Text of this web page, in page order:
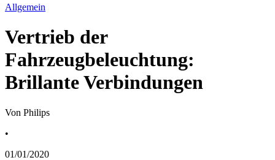
Allgemein
Vertrieb der
Fahrzeugbeleuchtung:
Brillante Verbindungen
Von Philips
•
01/01/2020